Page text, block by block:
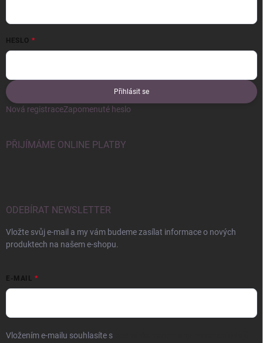
HESLO
Přihlásit se
Nová registraceZapomenuté heslo
PŘIJÍMÁME ONLINE PLATBY
ODEBÍRAT NEWSLETTER
Vložte svůj e-mail a my vám budeme zasílat informace o nových
produktech na našem e-shopu.
E-MAIL
Vložením e-mailu souhlasíte s